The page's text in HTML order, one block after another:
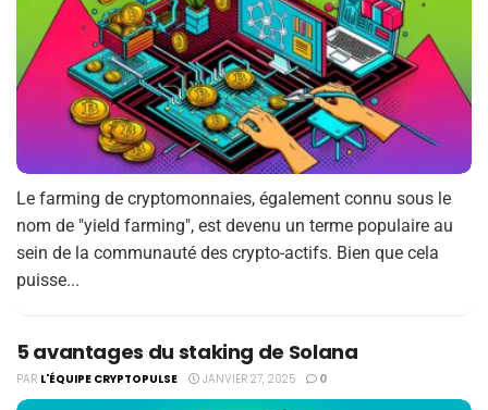
Le farming de cryptomonnaies, également connu sous le
nom de "yield farming", est devenu un terme populaire au
sein de la communauté des crypto-actifs. Bien que cela
puisse...
5 avantages du staking de Solana
PAR L'ÉQUIPE CRYPTOPULSE JANVIER 27, 2025 0